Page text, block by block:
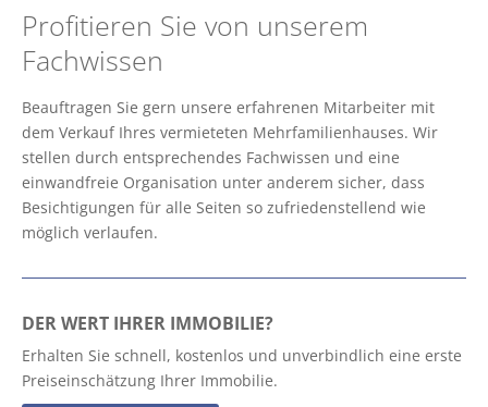
Profitieren Sie von unserem
Fachwissen
Beauftragen Sie gern unsere erfahrenen Mitarbeiter mit
dem Verkauf Ihres vermieteten Mehrfamilienhauses. Wir
stellen durch entsprechendes Fachwissen und eine
einwandfreie Organisation unter anderem sicher, dass
Besichtigungen für alle Seiten so zufriedenstellend wie
möglich verlaufen.
DER WERT IHRER IMMOBILIE?
Erhalten Sie schnell, kostenlos und unverbindlich eine erste
Preiseinschätzung Ihrer Immobilie.